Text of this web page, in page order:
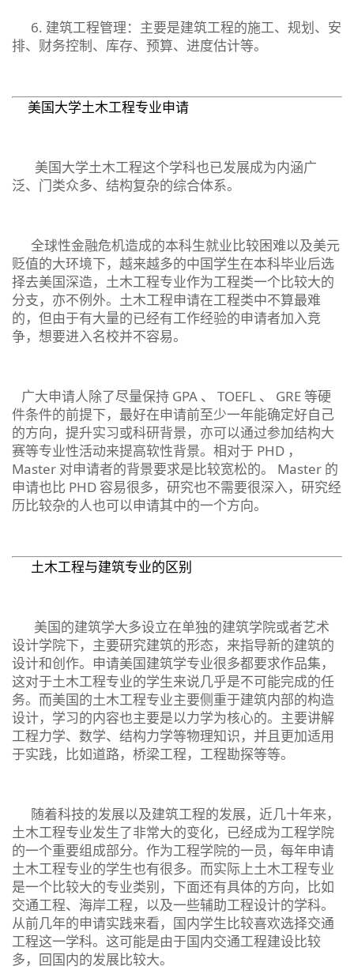
6. 建筑工程管理：主要是建筑工程的施工、规划、安
排、财务控制、库存、预算、进度估计等。
美国大学土木工程专业申请
美国大学土木工程这个学科也已发展成为内涵广
泛、门类众多、结构复杂的综合体系。
全球性金融危机造成的本科生就业比较困难以及美元
贬值的大环境下，越来越多的中国学生在本科毕业后选
择去美国深造，土木工程专业作为工程类一个比较大的
分支，亦不例外。土木工程申请在工程类中不算最难
的，但由于有大量的已经有工作经验的申请者加入竞
争，想要进入名校并不容易。
广大申请人除了尽量保持 GPA 、 TOEFL 、 GRE 等硬
件条件的前提下，最好在申请前至少一年能确定好自己
的方向，提升实习或科研背景，亦可以通过参加结构大
赛等专业性活动来提高软性背景。相对于 PHD ，
Master 对申请者的背景要求是比较宽松的。 Master 的
申请也比 PHD 容易很多，研究也不需要很深入，研究经
历比较杂的人也可以申请其中的一个方向。
土木工程与建筑专业的区别
美国的建筑学大多设立在单独的建筑学院或者艺术
设计学院下，主要研究建筑的形态，来指导新的建筑的
设计和创作。申请美国建筑学专业很多都要求作品集，
这对于土木工程专业的学生来说几乎是不可能完成的任
务。而美国的土木工程专业主要侧重于建筑内部的构造
设计，学习的内容也主要是以力学为核心的。主要讲解
工程力学、数学、结构力学等物理知识，并且更加适用
于实践，比如道路，桥梁工程，工程勘探等等。
随着科技的发展以及建筑工程的发展，近几十年来，
土木工程专业发生了非常大的变化，已经成为工程学院
的一个重要组成部分。作为工程学院的一员，每年申请
土木工程专业的学生也有很多。而实际上土木工程专业
是一个比较大的专业类别，下面还有具体的方向，比如
交通工程、海岸工程，以及一些辅助工程设计的学科。
从前几年的申请实践来看，国内学生比较喜欢选择交通
工程这一学科。这可能是由于国内交通工程建设比较
多，回国内的发展比较大。